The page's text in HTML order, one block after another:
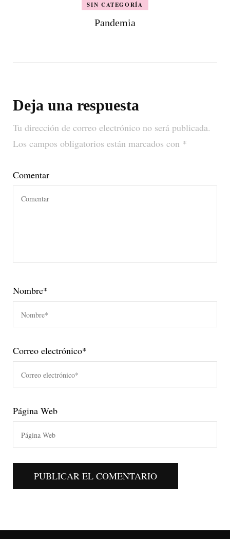
SIN CATEGORÍA
Pandemia
Deja una respuesta
Tu dirección de correo electrónico no será publicada.
Los campos obligatorios están marcados con *
Comentar
Nombre*
Correo electrónico*
Página Web